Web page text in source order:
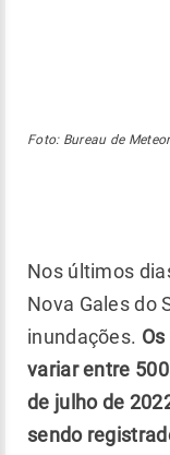
Foto: Bureau de
Nos últimos
Nova Gales do
inundações.
variar entre
de julho de
sendo